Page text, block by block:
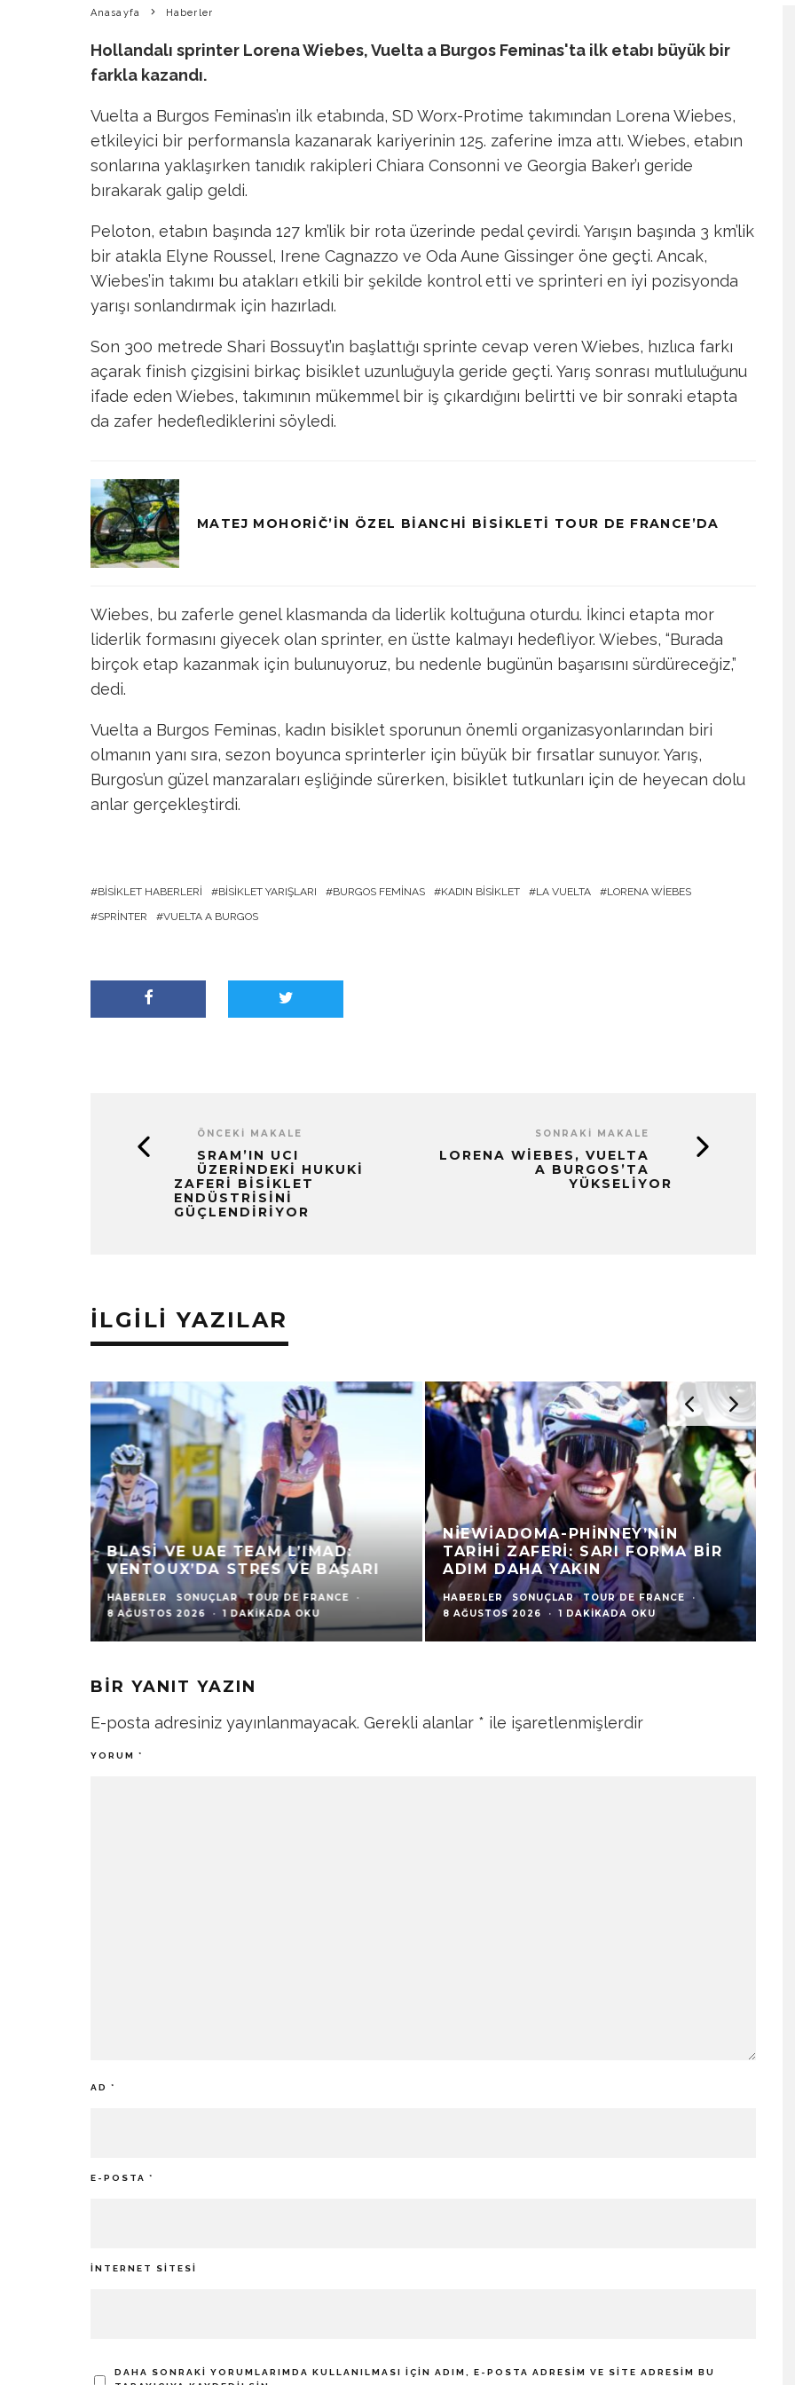
Anasayfa Haberler
Hollandalı sprinter Lorena Wiebes, Vuelta a Burgos Feminas'ta ilk etabı büyük bir
farkla kazandı.
Vuelta a Burgos Feminas’ın ilk etabında, SD Worx-Protime takımından Lorena Wiebes,
etkileyici bir performansla kazanarak kariyerinin 125. zaferine imza attı. Wiebes, etabın
sonlarına yaklaşırken tanıdık rakipleri Chiara Consonni ve Georgia Baker’ı geride
bırakarak galip geldi.
Peloton, etabın başında 127 km’lik bir rota üzerinde pedal çevirdi. Yarışın başında 3 km’lik
bir atakla Elyne Roussel, Irene Cagnazzo ve Oda Aune Gissinger öne geçti. Ancak,
Wiebes’in takımı bu atakları etkili bir şekilde kontrol etti ve sprinteri en iyi pozisyonda
yarışı sonlandırmak için hazırladı.
Son 300 metrede Shari Bossuyt’ın başlattığı sprinte cevap veren Wiebes, hızlıca farkı
açarak finish çizgisini birkaç bisiklet uzunluğuyla geride geçti. Yarış sonrası mutluluğunu
ifade eden Wiebes, takımının mükemmel bir iş çıkardığını belirtti ve bir sonraki etapta
da zafer hedeflediklerini söyledi.
MATEJ MOHORIČ’IN ÖZEL BIANCHI BISIKLETI TOUR DE FRANCE’DA
Wiebes, bu zaferle genel klasmanda da liderlik koltuğuna oturdu. İkinci etapta mor
liderlik formasını giyecek olan sprinter, en üstte kalmayı hedefliyor. Wiebes, “Burada
birçok etap kazanmak için bulunuyoruz, bu nedenle bugünün başarısını sürdüreceğiz,”
dedi.
Vuelta a Burgos Feminas, kadın bisiklet sporunun önemli organizasyonlarından biri
olmanın yanı sıra, sezon boyunca sprinterler için büyük bir fırsatlar sunuyor. Yarış,
Burgos’un güzel manzaraları eşliğinde sürerken, bisiklet tutkunları için de heyecan dolu
anlar gerçekleştirdi.
BISIKLET HABERLERI BISIKLET YARIŞLARI BURGOS FEMINAS KADIN BISIKLET LA VUELTA
LORENA WIEBES
SPRINTER
VUELTA A BURGOS
ÖNCEKI MAKALE
SRAM’IN UCI
ÜZERINDEKI HUKUKI
ZAFERI BISIKLET
ENDÜSTRISINI
GÜÇLENDIRIYOR
SONRAKI MAKALE
LORENA WIEBES, VUELTA
A BURGOS’TA
YÜKSELIYOR
İLGILI YAZILAR
BLASI VE UAE TEAM L’IMAD:
VENTOUX’DA STRES VE BAŞARI
HABERLER SONUÇLAR TOUR DE FRANCE
·
8 AĞUSTOS 2026
· 1 DAKIKADA OKU
NIEWIADOMA-PHINNEY’NIN
TARIHI ZAFERI: SARI FORMA BIR
ADIM DAHA YAKIN
HABERLER SONUÇLAR TOUR DE FRANCE
·
8 AĞUSTOS 2026
· 1 DAKIKADA OKU
1
BIR YANIT YAZIN
E-posta adresiniz yayınlanmayacak. Gerekli alanlar * ile işaretlenmişlerdir
YORUM *
AD *
E-POSTA *
İNTERNET SITESI
DAHA SONRAKI YORUMLARIMDA KULLANILMASI IÇIN ADIM, E-POSTA ADRESIM VE SITE ADRESIM BU